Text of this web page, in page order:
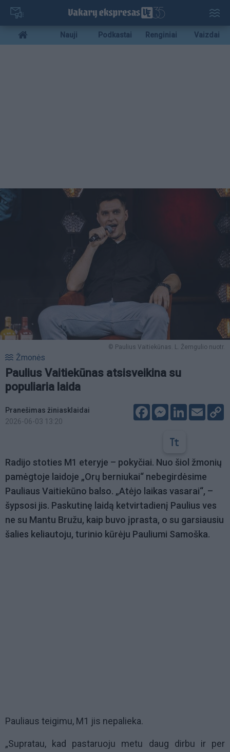
Pereiti
pagrindinį
turinį
Mobile
menu
Nauji Podkastai Renginiai Vaizdai
© Paulius Vaitiekūnas. L. Žemgulio nuotr.
Žmonės
Paulius Vaitiekūnas atsisveikina su
populiaria laida
Pranešimas žiniasklaidai
2026-06-03 13:20
FacebookMessenger
LinkedIn
Email
Radijo stoties M1 eteryje – pokyčiai. Nuo šiol žmonių
pamėgtoje laidoje „Orų berniukai“ nebegirdėsime
Pauliaus Vaitiekūno balso. „Atėjo laikas vasarai“, –
šypsosi jis. Paskutinę laidą ketvirtadienį Paulius ves
ne su Mantu Bružu, kaip buvo įprasta, o su garsiausiu
šalies keliautoju, turinio kūrėju Pauliumi Samoška.
Pauliaus teigimu, M1 jis nepalieka.
„Supratau, kad pastaruoju metu daug dirbu ir per